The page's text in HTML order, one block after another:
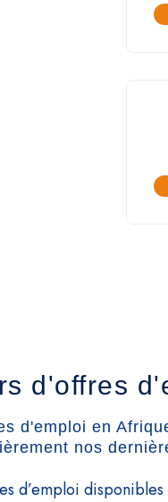
d'offres
d'emploi en
nos
d’emploi